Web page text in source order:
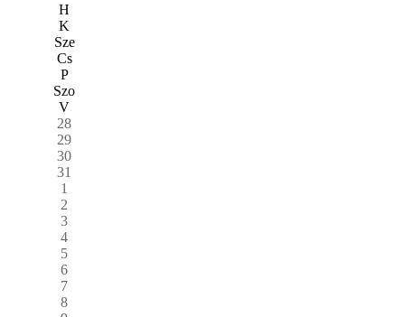
H
K
Sze
Cs
P
Szo
V
28
29
30
31
1
2
3
4
5
6
7
8